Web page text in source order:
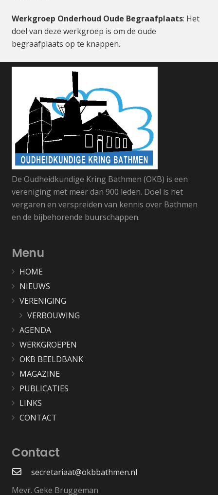
Werkgroep Onderhoud Oude Begraafplaats: Het
doel van deze werkgroep is om de oude
begraafplaats op te knappen.
De Oudheidkundige Kring Bathmen (OKB) is een
vereniging met meer dan 900 leden. Doel is het
vergaren en verspreiden van kennis over Bathmen
en de bijbehorende buurschappen.
Menu
HOME
NIEUWS
VERENIGING
VERBOUWING
AGENDA
WERKGROEPEN
OKB BEELDBANK
MAGAZINE
PUBLICATIES
LINKS
CONTACT
Contact
secretariaat@okbbathmen.nl
Mevr. Geke Bruggeman